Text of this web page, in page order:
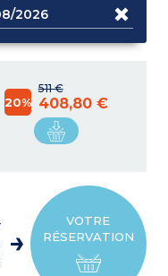
511 €
20% 408,80 €
VOTRE
RÉSERVATION